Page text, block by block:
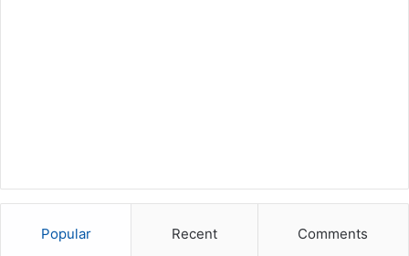
Popular Recent Comments